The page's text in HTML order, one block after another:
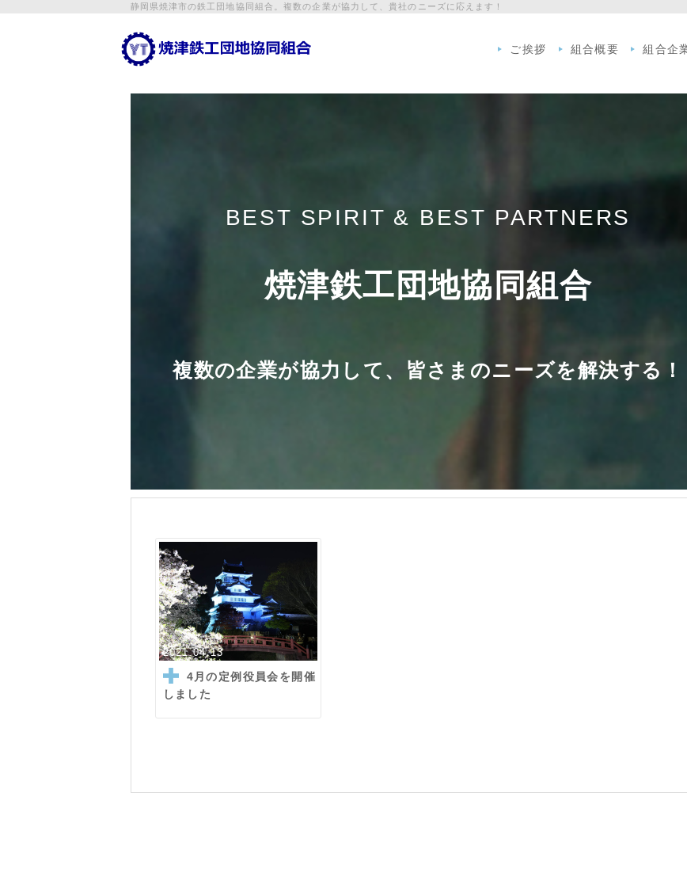
静岡県焼津市の鉄工団地協同組合。複数の企業が協力して、貴社のニーズに応えます！
ご挨拶 組合概要 組合企
BEST SPIRIT & BEST PARTNERS
焼津鉄工団地協同組合
複数の企業が協力して、皆さまのニーズを解決する！
2021.04.13
4月の定例役員会を開催
しました